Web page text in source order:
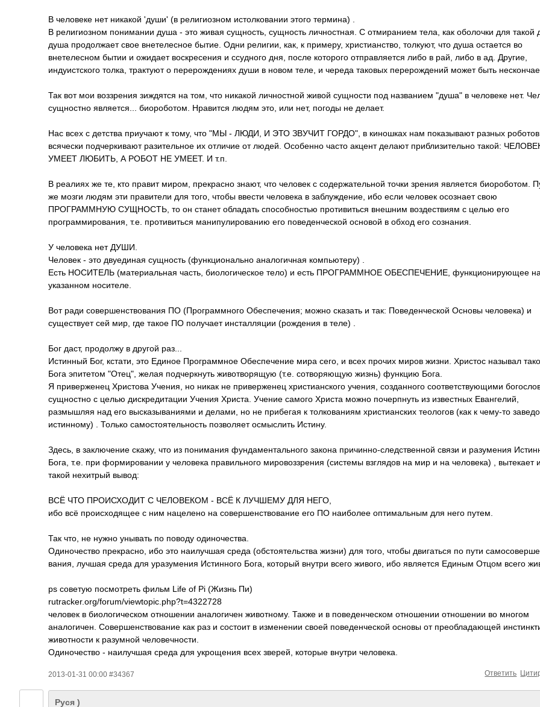
В человеке нет никакой 'души' (в религиозном истолковании этого термина) .
В религиозном понимании душа - это живая сущность, сущность личностная. С отмиранием тела, как оболочки для такой
душа продолжает свое внетелесное бытие. Одни религии, как, к примеру, христианство, толкуют, что душа остается во
внетелесном бытии и ожидает воскресения и ссудного дня, после которого отправляется либо в рай, либо в ад. Другие,
индуистского толка, трактуют о перерождениях души в новом теле, и череда таковых перерождений может быть
Так вот мои воззрения зиждятся на том, что никакой личностной живой сущности под названием "душа" в человеке нет.
сущностно является... биороботом. Нравится людям это, или нет, погоды не делает.
Нас всех с детства приучают к тому, что "МЫ - ЛЮДИ, И ЭТО ЗВУЧИТ ГОРДО", в киношках нам показывают разных
всячески подчеркивают разительное их отличие от людей. Особенно часто акцент делают приблизительно такой:
УМЕЕТ ЛЮБИТЬ, А РОБОТ НЕ УМЕЕТ. И т.п.
В реалиях же те, кто правит миром, прекрасно знают, что человек с содержательной точки зрения является биороботом.
же мозги людям эти правители для того, чтобы ввести человека в заблуждение, ибо если человек осознает свою
ПРОГРАММНУЮ СУЩНОСТЬ, то он станет обладать способностью противиться внешним воздествиям с целью его
программирования­, т.е. противиться манипулированию его поведенческой основой в обход его сознания.
У человека нет ДУШИ.
Человек - это двуединая сущность (функционально аналогичная компьютеру) .
Есть НОСИТЕЛЬ (материальная часть, биологическое тело) и есть ПРОГРАММНОЕ ОБЕСПЕЧЕНИЕ, функционирующее
указанном носителе.
Вот ради совершенствовани­я ПО (Программного Обеспечения; можно сказать и так: Поведенческой Основы человека) и
существует сей мир, где такое ПО получает инсталляции (рождения в теле) .
Бог даст, продолжу в другой раз...
Истинный Бог, кстати, это Единое Программное Обеспечение мира сего, и всех прочих миров жизни. Христос называл
Бога эпитетом "Отец", желая подчеркнуть животворящую (т.е. сотворяющую жизнь) функцию Бога.
Я приверженец Христова Учения, но никак не приверженец христианского учения, созданного соответствующими
сущностно с целью дискредитации Учения Христа. Учение самого Христа можно почерпнуть из известных Евангелий,
размышляя над его высказываниями и делами, но не прибегая к толкованиям христианских теологов (как к чему-то
истинному) . Только самостоятельност­ь позволяет осмыслить Истину.
Здесь, в заключение скажу, что из понимания фундаментального закона причинно-следств­енной связи и разумения
Бога, т.е. при формировании у человека правильного мировоззрения (системы взглядов на мир и на человека) , вытекает и
такой нехитрый вывод:
ВСЁ ЧТО ПРОИСХОДИТ С ЧЕЛОВЕКОМ - ВСЁ К ЛУЧШЕМУ ДЛЯ НЕГО,
ибо всё происходящее с ним нацелено на совершенствовани­е его ПО наиболее оптимальным для него путем.
Так что, не нужно унывать по поводу одиночества.
Одиночество прекрасно, ибо это наилучшая среда (обстоятельства жизни) для того, чтобы двигаться по пути
вания,­ лучшая среда для уразумения Истинного Бога, который внутри всего живого, ибо является Единым Отцом всего
ps советую посмотреть фильм Life of Pi (Жизнь Пи)
rutracker.org/fo­rum/viewtopic.ph­p?t=4322728­
человек в биологическом отношении аналогичен животному. Также и в поведенческом отношении отношении во многом
аналогичен. Совершенствовани­е как раз и состоит в изменении своей поведенческой основы от преобладающей
животности к разумной человечности.
Одиночество - наилучшая среда для укрощения всех зверей, которые внутри человека.
2013-01-31 00:00 #34367 Ответить
Руся )